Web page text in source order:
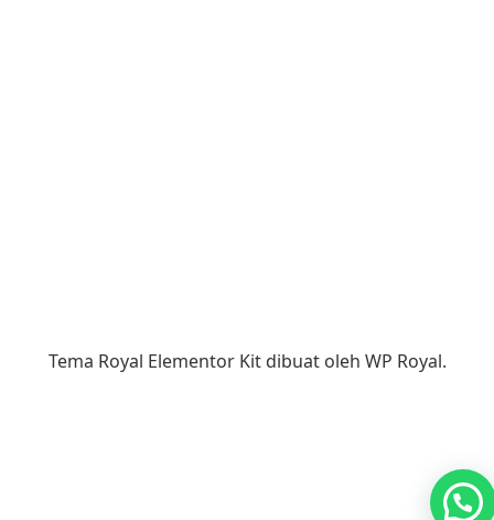
Tema Royal Elementor Kit dibuat oleh WP Royal.